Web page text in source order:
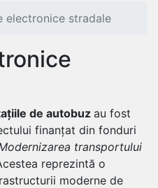
electronice stradale
de autobuz au fost
finanțat din fonduri
transportului
reprezintă o
moderne de